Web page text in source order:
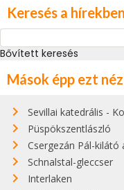
Keresés a hírekben
Bővített keresés
Mások épp ezt
Sevillai katedrális -
Püspökszentlászló
Csergezán Pál-kilátó
Schnalstal-gleccser
Interlaken